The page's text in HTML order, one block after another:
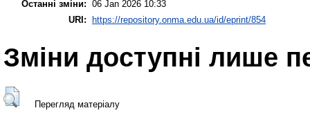
Останні зміни: 06 Jan 2026 10:33
URI:
https://repository.onma.edu.ua/id/eprint/854
Зміни доступні лише
Перегляд матеріалу